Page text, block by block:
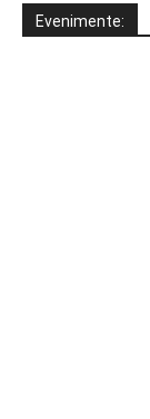
Evenimente: